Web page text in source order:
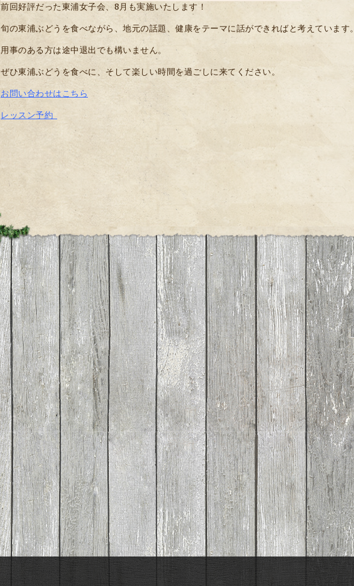
前回好評だった東浦女子会、8月も実施いたします！
旬の東浦ぶどうを食べながら、地元の話題、健康をテーマに話ができればと考えています。
用事のある方は途中退出でも構いません。
ぜひ東浦ぶどうを食べに、そして楽しい時間を過ごしに来てください。
お問い合わせはこちら
レッスン予約